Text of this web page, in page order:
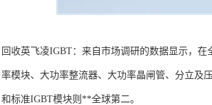
回收英飞凌IGBT：来自市场调研的数据显示，
率模块、大功率整流器、大功率晶闸管、分立及
和标准IGBT模块则**全球第二。